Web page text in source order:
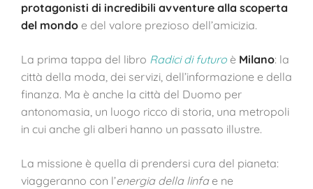
protagonisti di incredibili avventure alla scoperta
del mondo e del valore prezioso dell’amicizia.
La prima tappa del libro Radici di futuro è Milano: la
città della moda, dei servizi, dell’informazione e della
finanza. Ma è anche la città del Duomo per
antonomasia, un luogo ricco di storia, una metropoli
in cui anche gli alberi hanno un passato illustre.
La missione è quella di prendersi cura del pianeta:
viaggeranno con l’energia della linfa e ne